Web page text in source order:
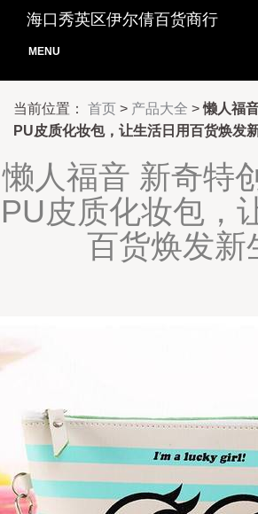
海口秀英区伊尔倩百货商行
MENU
当前位置： 首页 > 产品大全 > 懒人福
PU皮质化妆包，让生活日用百货焕发
懒人福音 新奇特
PU皮质化妆包，
百货焕发新